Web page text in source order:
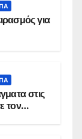
για
στις
τον